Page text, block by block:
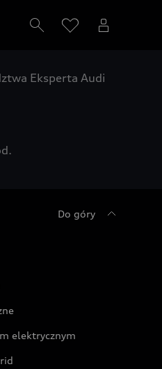
Eksperta Audi
Do góry
elektrycznym